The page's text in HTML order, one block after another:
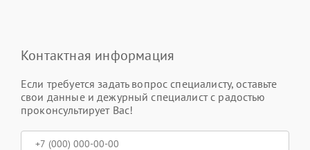
Контактная информация
Если требуется задать вопрос специалисту, оставьте
свои данные и дежурный специалист с радостью
проконсультирует Вас!